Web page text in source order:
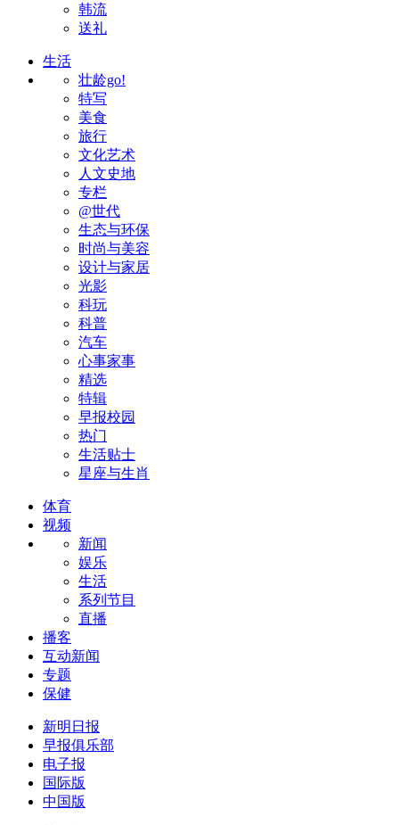
韩流
送礼
生活
壮龄go!
特写
美食
旅行
文化艺术
人文史地
专栏
@世代
生态与环保
时尚与美容
设计与家居
光影
科玩
科普
汽车
心事家事
精选
特辑
早报校园
热门
生活贴士
星座与生肖
体育
视频
新闻
娱乐
生活
系列节目
直播
播客
互动新闻
专题
保健
新明日报
早报俱乐部
电子报
国际版
中国版